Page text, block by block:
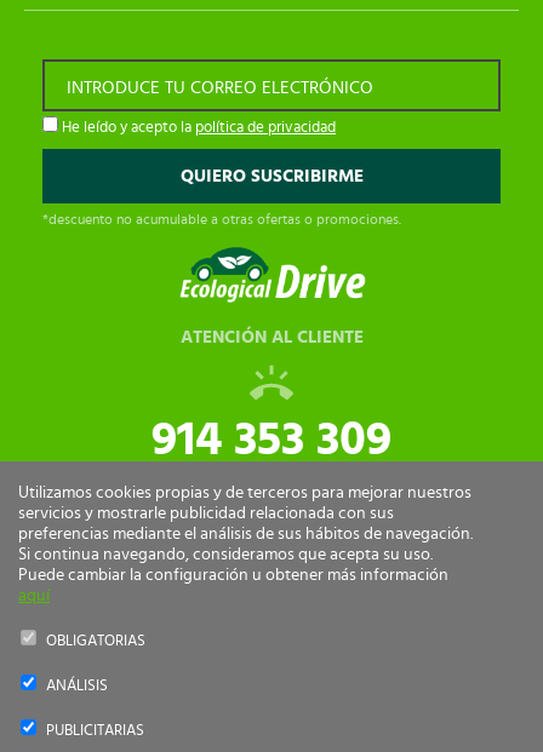
INTRODUCE TU CORREO ELECTRÓNICO
He leído y acepto la política de privacidad
*descuento no acumulable a otras ofertas o promociones.
ATENCIÓN AL CLIENTE
914 353 309
tiendaonline@ecologicaldrive.com
Utilizamos cookies propias y de terceros para mejorar nuestros
servicios y mostrarle publicidad relacionada con sus
preferencias mediante el análisis de sus hábitos de navegación.
Si continua navegando, consideramos que acepta su uso.
Puede cambiar la configuración u obtener más información
aquí
OBLIGATORIAS
ANÁLISIS
PUBLICITARIAS